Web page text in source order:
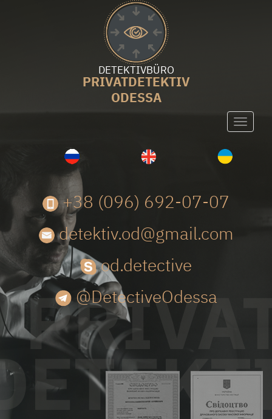
DETEKTIVBÜRO
PRIVATDETEKTIV
ODESSA
Toggle
+38 (096) 692-07-07
detektiv.od@gmail.com
od.detective
@DetectiveOdessa